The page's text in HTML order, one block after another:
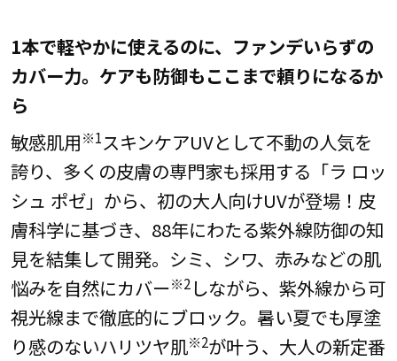
1本で軽やかに使えるのに、ファンデいらずの
カバー力。ケアも防御もここまで頼りになるか
ら
敏感肌用※1スキンケアUVとして不動の人気を
誇り、多くの皮膚の専門家も採用する「ラ ロッ
シュ ポゼ」から、初の大人向けUVが登場！皮
膚科学に基づき、88年にわたる紫外線防御の知
見を結集して開発。シミ、シワ、赤みなどの肌
悩みを自然にカバー※2しながら、紫外線から可
視光線まで徹底的にブロック。暑い夏でも厚塗
り感のないハリツヤ肌※2が叶う、大人の新定番